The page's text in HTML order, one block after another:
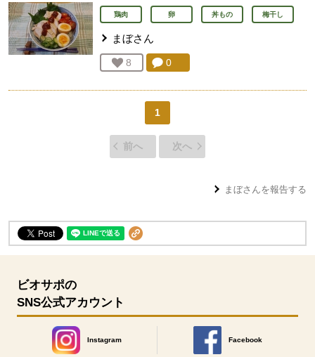
鶏肉 卵 丼もの 梅干し
まぼさん
お気に入り登録：
8 人が登録コメント：
0
1
前へ 次へ
まぼさんを報告する
ビオサポの
SNS公式アカウント
Instagram
別のウィンドウで開きます。
Facebook
別のウィンドウで開きます